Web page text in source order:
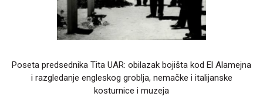
Poseta predsednika Tita UAR: obilazak bojišta kod El Alamejna
i razgledanje engleskog groblja, nemačke i italijanske
kosturnice i muzeja